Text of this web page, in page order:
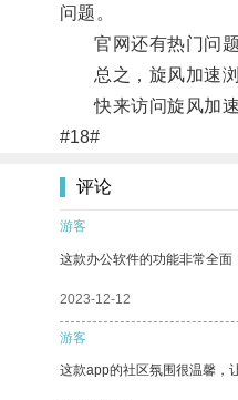
问题。
官网还有热门问题
总之，旋风加速浏
快来访问旋风加速
#18#
评论
游客
这款办公软件的功能非常全面
2023-12-12
游客
这款app的社区氛围很温馨，